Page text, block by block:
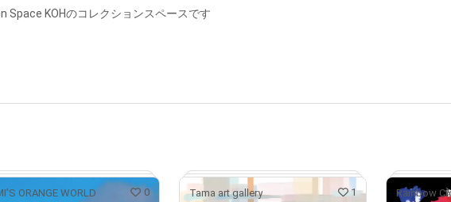
Space KOHのコレクションスペースです
ORANGE WORLD 0 Tama art gallery 1